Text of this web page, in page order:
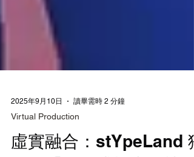
2025年9月10日 讀畢需時 2 分鐘